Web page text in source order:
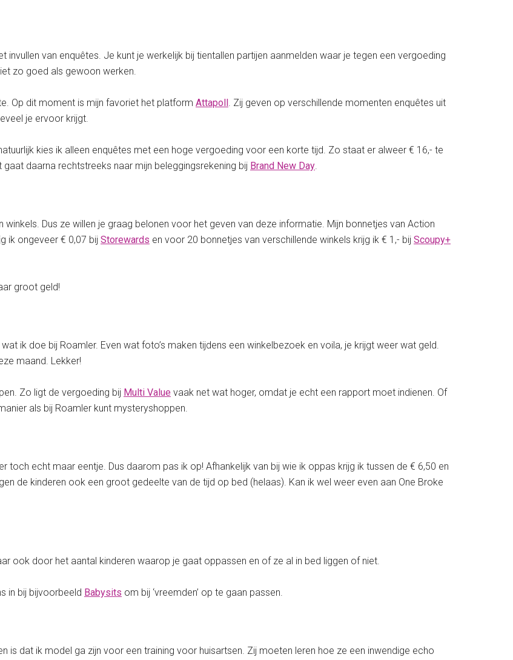
van enquêtes. Je kunt je werkelijk bij tientallen partijen aanmelden waar je tegen een vergoeding
zo goed als gewoon werken.
Op dit moment is mijn favoriet het platform Attapoll . Zij geven op verschillende momenten enquêtes uit
je ervoor krijgt.
kies ik alleen enquêtes met een hoge vergoeding voor een korte tijd. Zo staat er alweer € 16,- te
daarna rechtstreeks naar mijn beleggingsrekening bij Brand New Day.
Dus ze willen je graag belonen voor het geven van deze informatie. Mijn bonnetjes van Action
ik ongeveer € 0,07 bij Storewards en voor 20 bonnetjes van verschillende winkels krijg ik € 1,- bij Scoupy+
groot geld!
wat ik doe bij Roamler. Even wat foto’s maken tijdens een winkelbezoek en voila, je krijgt weer wat geld.
maand. Lekker!
Zo ligt de vergoeding bij Multi Value vaak net wat hoger, omdat je echt een rapport moet indienen. Of
als bij Roamler kunt mysteryshoppen.
toch echt maar eentje. Dus daarom pas ik op! Afhankelijk van bij wie ik oppas krijg ik tussen de € 6,50 en
de kinderen ook een groot gedeelte van de tijd op bed (helaas). Kan ik wel weer even aan One Broke
ook door het aantal kinderen waarop je gaat oppassen en of ze al in bed liggen of niet.
in bij bijvoorbeeld Babysits om bij ‘vreemden’ op te gaan passen.
is dat ik model ga zijn voor een training voor huisartsen. Zij moeten leren hoe ze een inwendige echo